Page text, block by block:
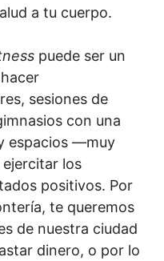
a tu cuerpo.
puede ser un
sesiones de
con una
espacios —muy
los
positivos. Por
te queremos
de nuestra ciudad
dinero, o por lo